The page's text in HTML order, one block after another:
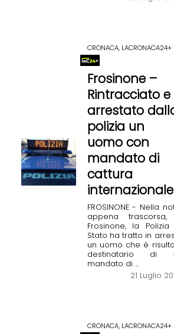
CRONACA, LACRONACA24+
Frosinone –
Rintracciato e
arrestato
polizia un
uomo con
mandato di
cattura
internazionale
FROSINONE - Nella
appena
Frosinone, la
Stato ha tratto in
un uomo che è
destinatario di
mandato di ...
21 Luglio
CRONACA, LACRONACA24+